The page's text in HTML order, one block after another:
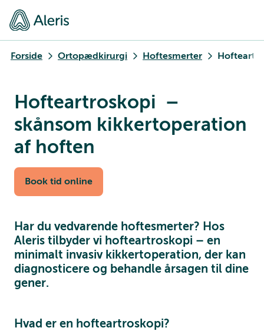
Forside Ortopædkirurgi Hoftesmerter
Hofteartroskopi –
skånsom kikkertoperation
af hoften
Book tid online
Har du vedvarende hoftesmerter? Hos
Aleris tilbyder vi hofteartroskopi – en
minimalt invasiv kikkertoperation, der kan
diagnosticere og behandle årsagen til dine
gener.
Hvad er en hofteartroskopi?